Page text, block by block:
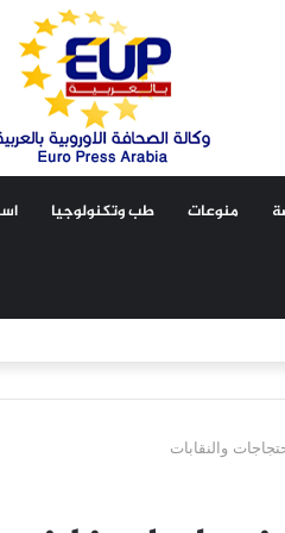
منوعات طب وتكنولوجيا
والنقابات